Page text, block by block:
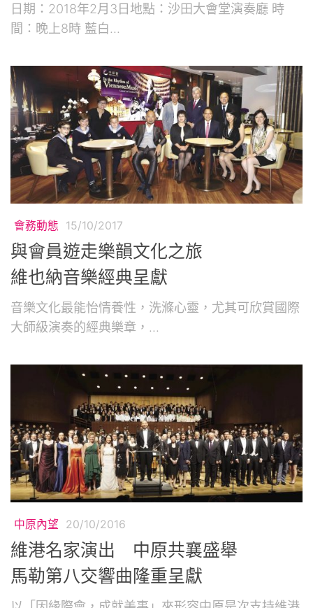
日期：2018年2月3日地點：沙田大會堂演奏廳 時
間：晚上8時 藍白...
會務動態 15/10/2017
與會員遊走樂韻文化之旅
維也納音樂經典呈獻
音樂文化最能怡情養性，洗滌心靈，尤其可欣賞國際
大師級演奏的經典樂章，...
中原內望 20/10/2016
維港名家演出 中原共襄盛舉
馬勒第八交響曲隆重呈獻